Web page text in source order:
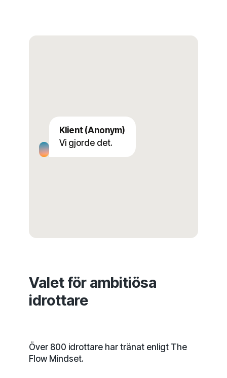
Klient (Anonym)
Vi gjorde det.
Valet för ambitiösa
idrottare
Över 800 idrottare har tränat enligt The
Flow Mindset.